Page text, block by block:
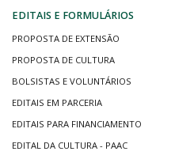
EDITAIS E FORMULÁRIOS
PROPOSTA DE EXTENSÃO
PROPOSTA DE CULTURA
BOLSISTAS E VOLUNTÁRIOS
EDITAIS EM PARCERIA
EDITAIS PARA FINANCIAMENTO
EDITAL DA CULTURA - PAAC